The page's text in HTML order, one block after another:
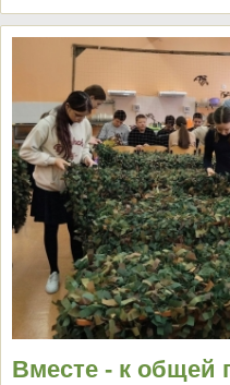
Вместе - к общей